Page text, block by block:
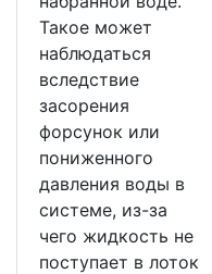
Такое может
наблюдаться
вследствие
засорения
форсунок или
пониженного
давления воды в
системе, из-за
чего жидкость не
поступает в лоток